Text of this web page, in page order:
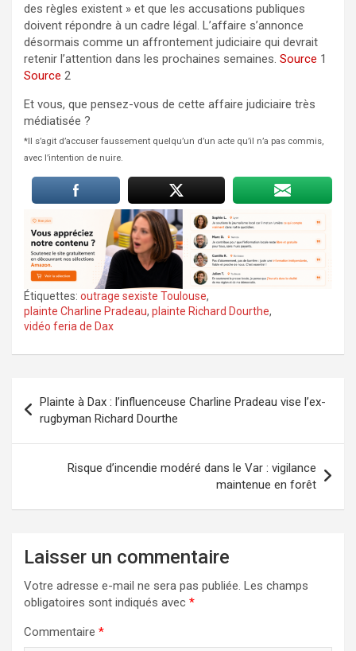
des règles existent » et que les accusations publiques
doivent répondre à un cadre légal. L’affaire s’annonce
désormais comme un affrontement judiciaire qui devrait
retenir l’attention dans les prochaines semaines. Source 1
Source 2
Et vous, que pensez-vous de cette affaire judiciaire très
médiatisée ?
*Il s’agit d’accuser faussement quelqu’un d’un acte qu’il n’a pas commis,
avec l’intention de nuire.
Étiquettes: outrage sexiste Toulouse,
plainte Charline Pradeau, plainte Richard Dourthe,
vidéo feria de Dax
de
l’article
Plainte à Dax : l’influenceuse Charline Pradeau vise l’ex-
rugbyman Richard Dourthe
Risque d’incendie modéré dans le Var : vigilance
maintenue en forêt
Laisser un commentaire
Votre adresse e-mail ne sera pas publiée. Les champs
obligatoires sont indiqués avec *
Commentaire *